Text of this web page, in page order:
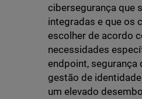
cibersegurança que
integradas e que os
escolher de acordo
necessidades
endpoint, segurança
gestão de
um elevado